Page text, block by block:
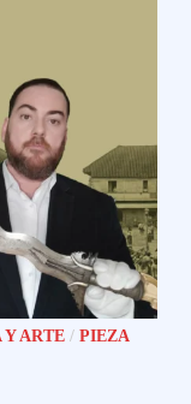
Y ARTE /PIEZA